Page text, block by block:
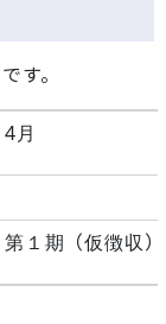
す。
4月
第１期（仮徴収）